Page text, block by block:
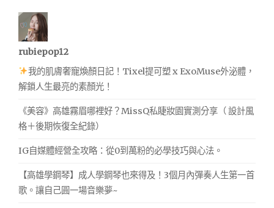
rubiepop12
我的肌膚奢寵煥顏日記！Tixel提可塑 x ExoMuse外泌體，
解鎖人生最亮的素顏光！
《美容》高雄霧眉哪裡好？MissQ私睫妝園實測分享（ 設計風
格＋後期恢復全紀錄）
IG自媒體經營全攻略：從0到萬粉的必學技巧與心法。
【高雄學鋼琴】成人學鋼琴也來得及！3個月內彈奏人生第一首
歌。讓自己圓一場音樂夢~